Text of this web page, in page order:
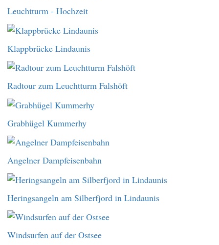
Leuchtturm - Hochzeit
Klappbrücke Lindaunis
Radtour zum Leuchtturm Falshöft
Grabhügel Kummerhy
Angelner Dampfeisenbahn
Heringsangeln am Silberfjord in Lindaunis
Windsurfen auf der Ostsee